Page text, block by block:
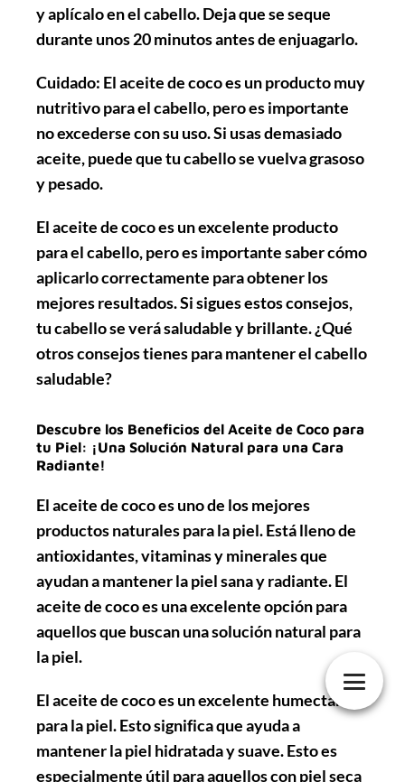
y aplícalo en el cabello. Deja que se seque
durante unos 20 minutos antes de enjuagarlo.
Cuidado: El aceite de coco es un producto muy
nutritivo para el cabello, pero es importante
no excederse con su uso. Si usas demasiado
aceite, puede que tu cabello se vuelva grasoso
y pesado.
El aceite de coco es un excelente producto
para el cabello, pero es importante saber cómo
aplicarlo correctamente para obtener los
mejores resultados. Si sigues estos consejos,
tu cabello se verá saludable y brillante. ¿Qué
otros consejos tienes para mantener el cabello
saludable?
Descubre los Beneficios del Aceite de Coco para
tu Piel: ¡Una Solución Natural para una Cara
Radiante!
El aceite de coco es uno de los mejores
productos naturales para la piel. Está lleno de
antioxidantes, vitaminas y minerales que
ayudan a mantener la piel sana y radiante. El
aceite de coco es una excelente opción para
aquellos que buscan una solución natural para
la piel.
El aceite de coco es un excelente humectante
para la piel. Esto significa que ayuda a
mantener la piel hidratada y suave. Esto es
especialmente útil para aquellos con piel seca